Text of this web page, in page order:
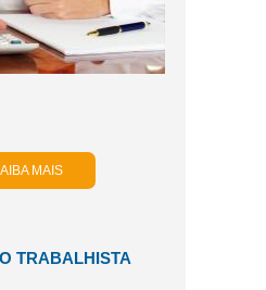
MAIS
TRABALHISTA